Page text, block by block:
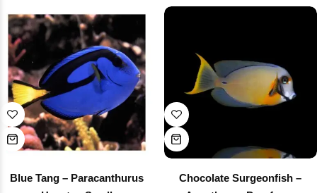
Blue Tang – Paracanthurus
Chocolate Surgeonfish –